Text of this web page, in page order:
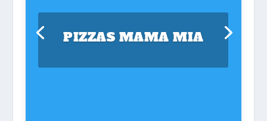
PIZZAS MAMA MIA